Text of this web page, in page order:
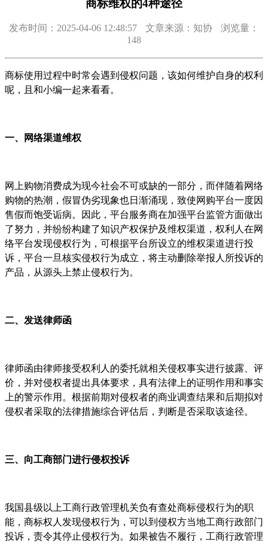
商标维权的4种途径
发布时间：2025-04-06 12:48:57 文章来源：知协
浏览量：
148
商标使用过程中时常会遇到侵权问题，该如何维护自身的权利
呢，且和小编一起来看看。
一、网络渠道维权
网上购物消费成为现今社会不可或缺的一部分，而伴随着网络
购物的热潮，假冒伪劣现象也日渐涌现，致使网购平台一度因
售假而饱受诟病。因此，平台服务商在加强平台监管方面做出
了努力，并纷纷构建了知识产权保护及维权渠道，权利人在网
络平台发现侵权行为，可根据平台所设立的维权渠道进行投
诉，平台一旦核实侵权行为成立，将主动删除举报人所投诉的
产品，从源头上禁止侵权行为。
二、发送律师函
律师函由律师接受权利人的委托就相关侵权事实进行披露、评
价，并对侵权者提出具体要求，具有法律上的证明作用和事实
上的警示作用。根据前期对侵权者的商业调查结果和后期拟对
侵权者采取的法律措施综合评估后，判断是否采取该途径。
三、向工商部门进行侵权投诉
我国县级以上工商行政管理机关负有查处商标侵权行为的职
能，商标权人发现侵权行为，可以到侵权方当地工商行政部门
投诉，责令其停止侵权行为。如果被告不履行，工商行政管理